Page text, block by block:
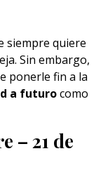
siempre quiere
Sin embargo,
ponerle fin a la
a futurocomo
– 21 de